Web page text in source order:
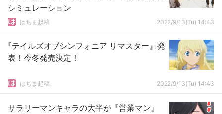
シミュレーション
はちま起稿 2022/9/13(Tu) 14:43
『テイルズオブシンフォニア リマスター』発
表！今冬発売決定！
はちま起稿 2022/9/13(Tu) 14:43
サラリーマンキャラの大半が『営業マン』